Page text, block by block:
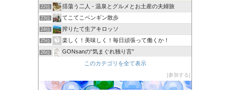
22位 揺蕩う二人 - 温泉とグルメとお土産の夫婦旅
23位 てこてこペンギン散歩
24位 搾りたて生アキロッソ
25位 楽しく！美味しく！毎日頑張って働くか！
26位 GONsanの“気まぐれ独り言”
カメラを持って気ままに散歩
このカテゴリを全て表示
参加する